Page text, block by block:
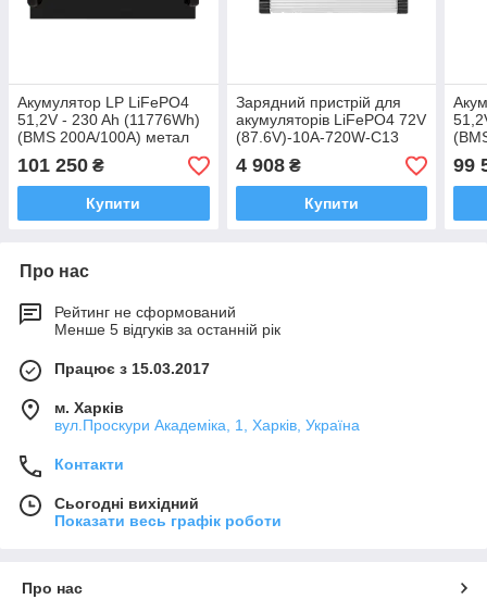
Акумулятор LP LiFePO4
51,2V - 230 Ah (11776Wh)
(BMS 200A/100А) метал
Smart BT
101 250 ₴
Купити
Зарядний пристрій для
акумуляторів LiFePO4 72V
(87.6V)-10A-720W-C13
4 908₴
Купити
99
Про нас
Рейтинг не сформований
Менше 5 відгуків за останній рік
Працює з 15.03.2017
м. Харків
вул.Проскури Академіка, 1, Харків, Україна
Контакти
Сьогодні вихідний
Показати весь графік роботи
Про нас